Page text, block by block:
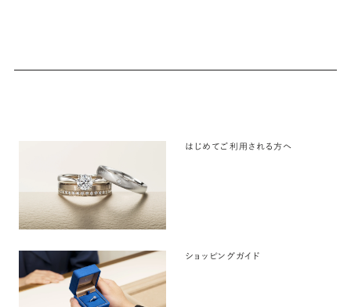
はじめてご利用される方へ
ショッピングガイド